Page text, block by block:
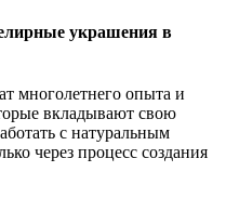
украшения в
многолетнего опыта и
вкладывают свою
с натуральным
через процесс создания